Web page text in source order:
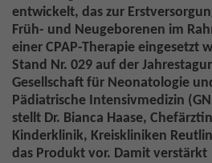
entwickelt, das zur
Früh- und Neugeborenen im
einer CPAP-Therapie eingesetzt
Stand Nr. 029 auf der
Gesellschaft für Neonatologie
Pädiatrische Intensivmedizin
stellt Dr. Bianca Haase, Chefärztin
Kinderklinik, Kreiskliniken
das Produkt vor. Damit verstärkt